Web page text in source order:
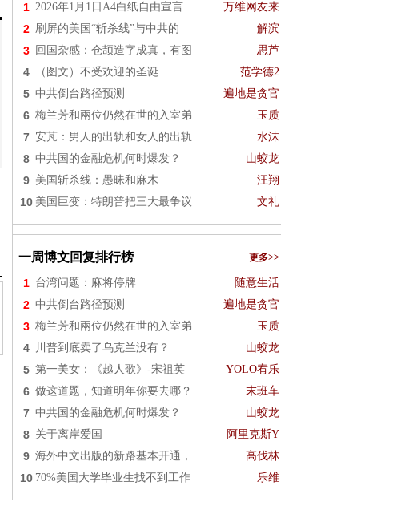
1 2026年1月1日A4白纸自由宣言 万维网友来
2 刷屏的美国“斩杀线”与中共的 解滨
3 回国杂感：仓颉造字成真，有图 思芦
4 （图文）不受欢迎的圣诞 范学德2
5 中共倒台路径预测 遍地是贪官
6 梅兰芳和兩位仍然在世的入室弟 玉质
7 安芃：男人的出轨和女人的出轨 水沫
8 中共国的金融危机何时爆发？ 山蛟龙
9 美国斩杀线：愚昧和麻木 汪翔
10 美国巨变：特朗普把三大最争议 文礼
一周博文回复排行榜 更多>>
1 台湾问题：麻将停牌 随意生活
2 中共倒台路径预测 遍地是贪官
3 梅兰芳和兩位仍然在世的入室弟 玉质
4 川普到底卖了乌克兰没有？ 山蛟龙
5 第一美女：《越人歌》-宋祖英 YOLO宥乐
6 做这道题，知道明年你要去哪？ 末班车
7 中共国的金融危机何时爆发？ 山蛟龙
8 关于离岸爱国 阿里克斯Y
9 海外中文出版的新路基本开通， 高伐林
10 70%美国大学毕业生找不到工作 乐维